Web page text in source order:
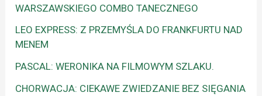
WARSZAWSKIEGO COMBO TANECZNEGO
LEO EXPRESS: Z PRZEMYŚLA DO FRANKFURTU NAD
MENEM
PASCAL: WERONIKA NA FILMOWYM SZLAKU.
CHORWACJA: CIEKAWE ZWIEDZANIE BEZ SIĘGANIA